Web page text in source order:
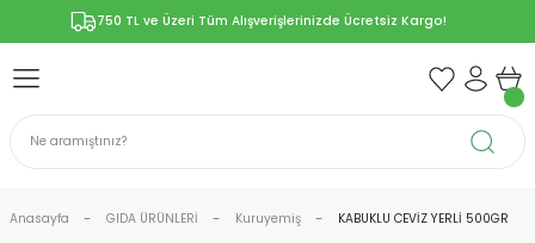
750 TL ve Üzeri Tüm Alışverişlerinizde Ücretsiz Kargo!
Geri Dön
Propolis
Geri Dön
Geri Dön
Geri Dön
KAPSÜLLER
Geri Dön
Anasayfa GIDA ÜRÜNLERİ Kuruyemiş KABUKLU CEVİZ YERLİ 500GR